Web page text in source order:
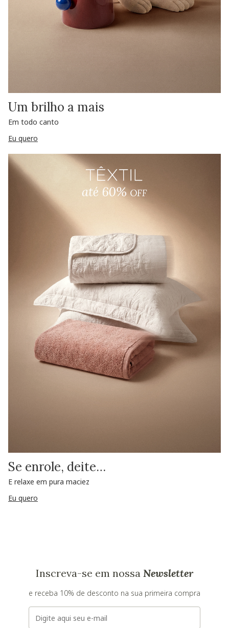
Um brilho a mais
Em todo canto
Eu quero
Se enrole, deite…
E relaxe em pura maciez
Eu quero
Inscreva-se em nossa Newsletter
e receba 10% de desconto na sua primeira compra
E-mail